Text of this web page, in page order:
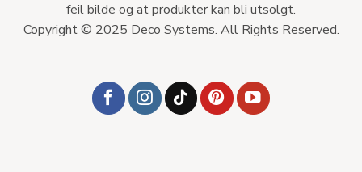
feil bilde og at produkter kan bli utsolgt.
Copyright © 2025 Deco Systems. All Rights Reserved.